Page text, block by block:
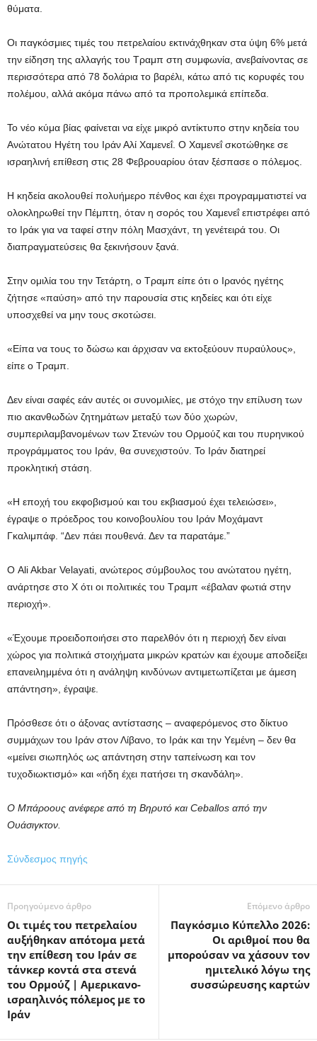
θύματα.
Οι παγκόσμιες τιμές του πετρελαίου εκτινάχθηκαν στα ύψη 6% μετά
την είδηση ​​της αλλαγής του Τραμπ στη συμφωνία, ανεβαίνοντας σε
περισσότερα από 78 δολάρια το βαρέλι, κάτω από τις κορυφές του
πολέμου, αλλά ακόμα πάνω από τα προπολεμικά επίπεδα.
Το νέο κύμα βίας φαίνεται να είχε μικρό αντίκτυπο στην κηδεία του
Ανώτατου Ηγέτη του Ιράν Αλί Χαμενεΐ. Ο Χαμενεΐ σκοτώθηκε σε
ισραηλινή επίθεση στις 28 Φεβρουαρίου όταν ξέσπασε ο πόλεμος.
Η κηδεία ακολουθεί πολυήμερο πένθος και έχει προγραμματιστεί να
ολοκληρωθεί την Πέμπτη, όταν η σορός του Χαμενεΐ επιστρέφει από
το Ιράκ για να ταφεί στην πόλη Μασχάντ, τη γενέτειρά του. Οι
διαπραγματεύσεις θα ξεκινήσουν ξανά.
Στην ομιλία του την Τετάρτη, ο Τραμπ είπε ότι ο Ιρανός ηγέτης
ζήτησε «παύση» από την παρουσία στις κηδείες και ότι είχε
υποσχεθεί να μην τους σκοτώσει.
«Είπα να τους το δώσω και άρχισαν να εκτοξεύουν πυραύλους»,
είπε ο Τραμπ.
Δεν είναι σαφές εάν αυτές οι συνομιλίες, με στόχο την επίλυση των
πιο ακανθωδών ζητημάτων μεταξύ των δύο χωρών,
συμπεριλαμβανομένων των Στενών του Ορμούζ και του πυρηνικού
προγράμματος του Ιράν, θα συνεχιστούν. Το Ιράν διατηρεί
προκλητική στάση.
«Η εποχή του εκφοβισμού και του εκβιασμού έχει τελειώσει»,
έγραψε ο πρόεδρος του κοινοβουλίου του Ιράν Μοχάμαντ
Γκαλιμπάφ. “Δεν πάει πουθενά. Δεν τα παρατάμε.”
Ο Ali Akbar Velayati, ανώτερος σύμβουλος του ανώτατου ηγέτη,
ανάρτησε στο X ότι οι πολιτικές του Τραμπ «έβαλαν φωτιά στην
περιοχή».
«Έχουμε προειδοποιήσει στο παρελθόν ότι η περιοχή δεν είναι
χώρος για πολιτικά στοιχήματα μικρών κρατών και έχουμε αποδείξει
επανειλημμένα ότι η ανάληψη κινδύνων αντιμετωπίζεται με άμεση
απάντηση», έγραψε.
Πρόσθεσε ότι ο άξονας αντίστασης – αναφερόμενος στο δίκτυο
συμμάχων του Ιράν στον Λίβανο, το Ιράκ και την Υεμένη – δεν θα
«μείνει σιωπηλός ως απάντηση στην ταπείνωση και τον
τυχοδιωκτισμό» και «ήδη έχει πατήσει τη σκανδάλη».
Ο Μπάροους ανέφερε από τη Βηρυτό και Ceballos από την
Ουάσιγκτον.
Σύνδεσμος πηγής
Προηγούμενο άρθρο
Οι τιμές του πετρελαίου
αυξήθηκαν απότομα μετά
την επίθεση του Ιράν σε
τάνκερ κοντά στα στενά
του Ορμούζ | Αμερικανο-
ισραηλινός πόλεμος με το
Ιράν
Επόμενο άρθρο
Παγκόσμιο Κύπελλο 2026:
Οι αριθμοί που θα
μπορούσαν να χάσουν τον
ημιτελικό λόγω της
συσσώρευσης καρτών